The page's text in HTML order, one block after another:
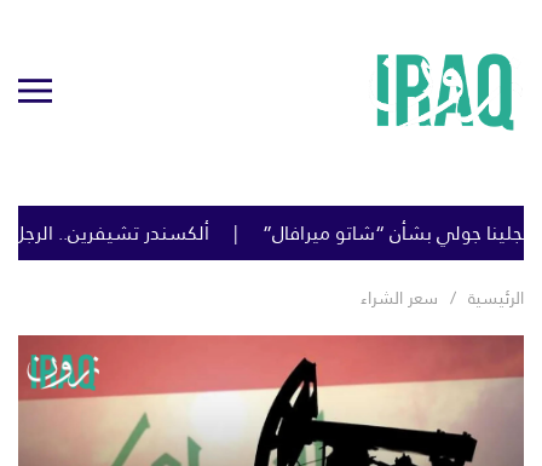
ميرافال” ألكسندر تشيفرين.. الرجل الذي يقود المواجهة
الرئيسية سعر الشراء